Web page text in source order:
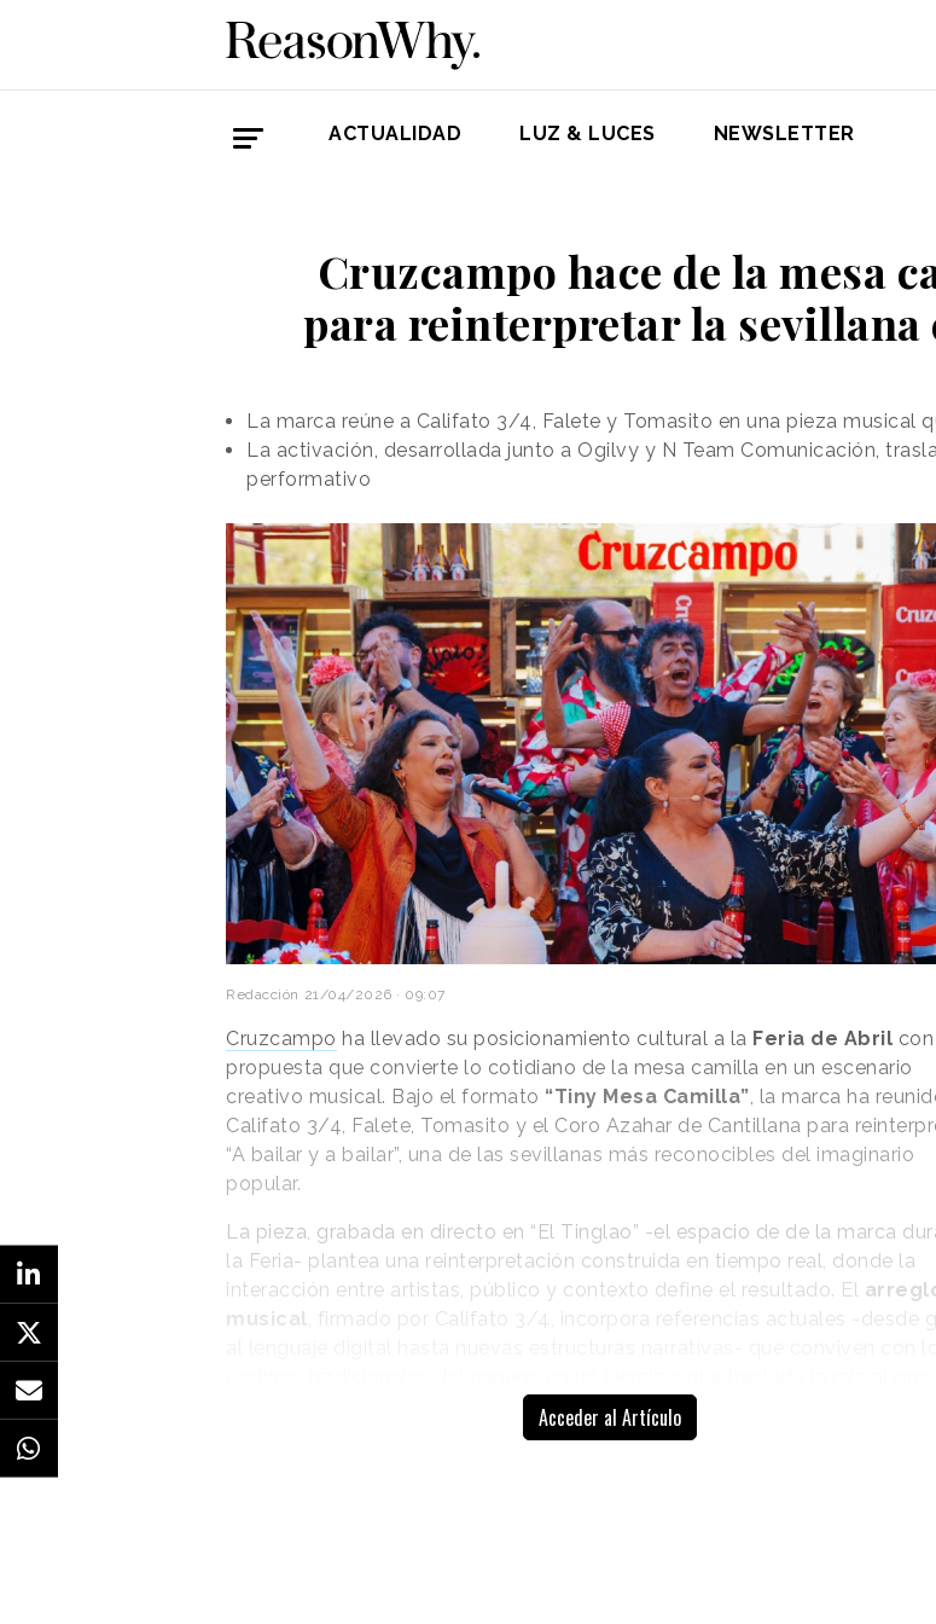
ACTUALIDAD LUZ & LUCES NEWSLETTER
Cruzcampo hace de la mesa
para reinterpretar la sevillana
La marca reúne a Califato 3/4, Falete y Tomasito en una pieza
La activación, desarrollada junto a Ogilvy y N Team Comunicación,
performativo
Redacción 21/04/2026 · 09:07
Cruzcampo ha llevado su posicionamiento cultural a la Feria de Abril
propuesta que convierte lo cotidiano de la mesa camilla en un escenario
creativo musical. Bajo el formato “Tiny Mesa Camilla”, la marca ha
Califato 3/4, Falete, Tomasito y el Coro Azahar de Cantillana para
“A bailar y a bailar”, una de las sevillanas más reconocibles del imaginario
popular.
La pieza, grabada en directo en “El Tinglao” -el espacio de de la marca
la Feria- plantea una reinterpretación construida en tiempo real, donde la
interacción entre artistas, público y contexto define el resultado. El
musical
, firmado por Califato 3/4, incorpora referencias actuales -desde
Acceder al Artículo